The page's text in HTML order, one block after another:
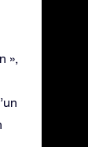
»,